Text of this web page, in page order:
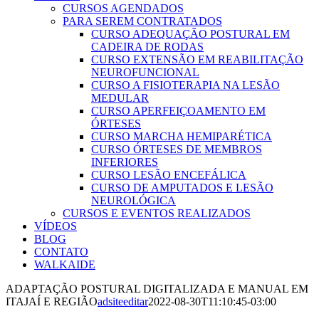
CURSOS AGENDADOS
PARA SEREM CONTRATADOS
CURSO ADEQUAÇÃO POSTURAL EM
CADEIRA DE RODAS
CURSO EXTENSÃO EM REABILITAÇÃO
NEUROFUNCIONAL
CURSO A FISIOTERAPIA NA LESÃO
MEDULAR
CURSO APERFEIÇOAMENTO EM
ÓRTESES
CURSO MARCHA HEMIPARÉTICA
CURSO ÓRTESES DE MEMBROS
INFERIORES
CURSO LESÃO ENCEFÁLICA
CURSO DE AMPUTADOS E LESÃO
NEUROLÓGICA
CURSOS E EVENTOS REALIZADOS
VÍDEOS
BLOG
CONTATO
WALKAIDE
ADAPTAÇÃO POSTURAL DIGITALIZADA E MANUAL EM
ITAJAÍ E REGIÃOadsiteeditar2022-08-30T11:10:45-03:00